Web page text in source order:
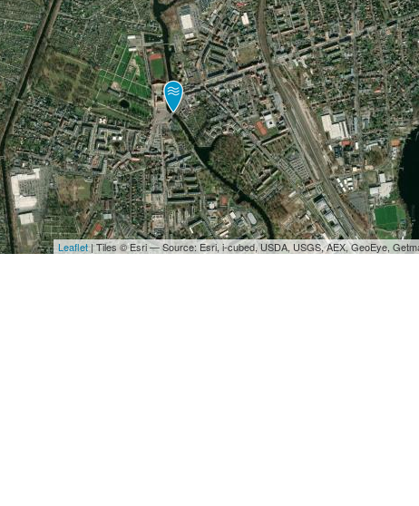
Leaflet| Tiles © Esri — Source: Esri, i-cubed, USDA, USGS, AEX, GeoEye,